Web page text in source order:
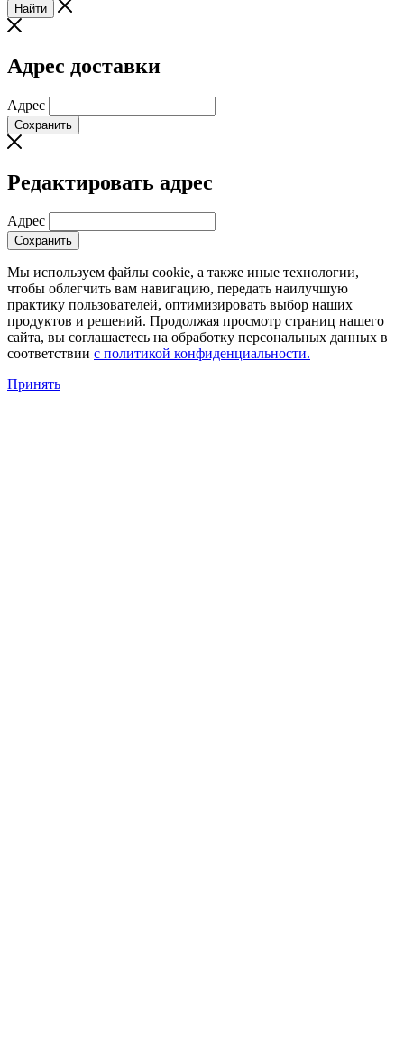
Найти
Адрес доставки
Адрес
Сохранить
Редактировать адрес
Адрес
Сохранить
Мы используем файлы cookie, а также иные технологии,
чтобы облегчить вам навигацию, передать наилучшую
практику пользователей, оптимизировать выбор наших
продуктов и решений. Продолжая просмотр страниц нашего
сайта, вы соглашаетесь на обработку персональных данных в
соответствии с политикой конфиденциальности.
Принять